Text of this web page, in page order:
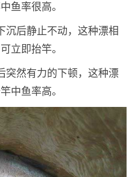
鱼率很高。
沉后静止不动，这种漂相
立即抬竿。
突然有力的下顿，这种漂
中鱼率高。